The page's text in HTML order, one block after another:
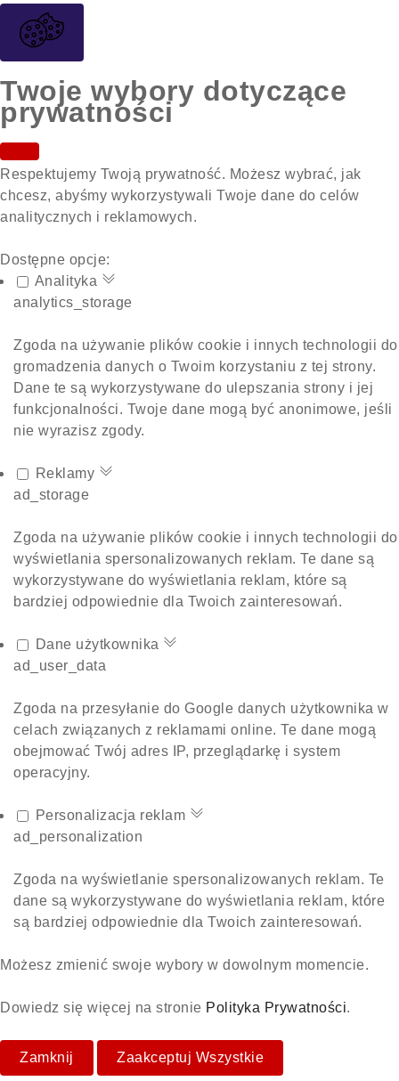
Twoje wybory dotyczące
prywatności
Respektujemy Twoją prywatność. Możesz wybrać, jak
chcesz, abyśmy wykorzystywali Twoje dane do celów
analitycznych i reklamowych.
Dostępne opcje:
Analityka
analytics_storage
Zgoda na używanie plików cookie i innych technologii do
gromadzenia danych o Twoim korzystaniu z tej strony.
Dane te są wykorzystywane do ulepszania strony i jej
funkcjonalności. Twoje dane mogą być anonimowe, jeśli
nie wyrazisz zgody.
Reklamy
ad_storage
Zgoda na używanie plików cookie i innych technologii do
wyświetlania spersonalizowanych reklam. Te dane są
wykorzystywane do wyświetlania reklam, które są
bardziej odpowiednie dla Twoich zainteresowań.
Dane użytkownika
ad_user_data
Zgoda na przesyłanie do Google danych użytkownika w
celach związanych z reklamami online. Te dane mogą
obejmować Twój adres IP, przeglądarkę i system
operacyjny.
Personalizacja reklam
ad_personalization
Zgoda na wyświetlanie spersonalizowanych reklam. Te
dane są wykorzystywane do wyświetlania reklam, które
są bardziej odpowiednie dla Twoich zainteresowań.
Możesz zmienić swoje wybory w dowolnym momencie.
Dowiedz się więcej na stronie Polityka Prywatności.
Zamknij Zaakceptuj Wszystkie